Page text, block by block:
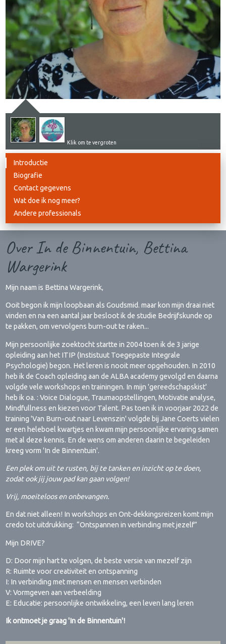
Klik om te vergroten
Introductie
Biografie
Contact gegevens
Wat doe ik nog meer?
Andere professionals
Over In de Binnentuin, Bettina
Wargerink
Mijn naam is Bettina Wargerink,
Ooit begon ik mijn loopbaan als Goudsmid. maar kon mijn draai niet
vinden en na een aantal jaar besloot ik de studie Bedrijfskunde op
te pakken, om vervolgens burn-out te raken...
Mijn persoonlijke zoektocht startte in 2004 toen ik de 3 jarige
opleiding aan het ITIP (Instistuut Toegepaste Integrale
Psychologie) begon. Het leren is nooit meer opgehouden. In 2010
heb ik de Coach opleiding aan de ALBA academy gevolgd en daarna
volgde vele workshops en trainingen. In mijn 'gereedschapskist'
heb ik oa. : Voice Dialogue, Traumaopstellingen, Motivatie analyse,
Mindfullness en kiezen voor Talent. Pas toen ik in voorjaar 2022 de
training 'Van Burn-out naar Levenszin' volgde bij Jane Coerts vielen
er een heleboel kwartjes en kwam mijn persoonlijke ervaring samen
met al deze kennis. En de wens om anderen daarin te begeleiden
kreeg vorm 'In de Binnentuin'.
Een plek om uit te rusten, bij te tanken en inzicht op te doen,
zodat ook jij jouw pad kan gaan volgen!
Vrij, moeiteloos en onbevangen.
En dat niet alleen! In workshops en Ont-dekkingsreizen komt mijn
credo tot uitdrukking: “Ontspannen in verbinding met jezelf”
Mijn DRIVE?
D: Door mijn hart te volgen, de beste versie van mezelf zijn
R: Ruimte voor creativiteit en ontspanning
I: In verbinding met mensen en mensen verbinden
V: Vormgeven aan verbeelding
E: Educatie: persoonlijke ontwikkeling, een leven lang leren
Ik ontmoet je graag 'In de Binnentuin'!